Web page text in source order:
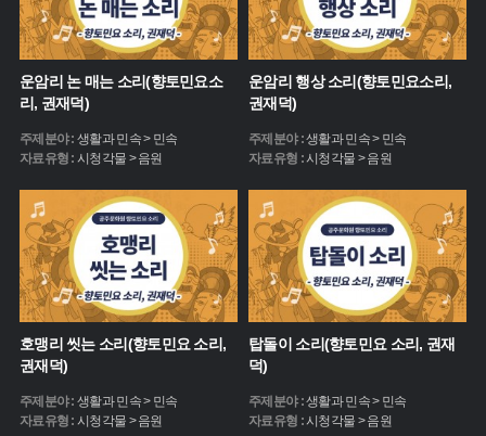
운암리 논 매는 소리(향토민요소
리, 권재덕)
주제분야 : 생활과 민속 > 민속
자료유형 : 시청각물 > 음원
운암리 행상 소리(향토민요소리,
권재덕)
주제분야 :생활과 민속 > 민속
자료유형 :시청각물 > 음원
호맹리 씻는 소리(향토민요 소리,
권재덕)
주제분야 : 생활과 민속 > 민속
자료유형 : 시청각물 > 음원
탑돌이 소리(향토민요 소리, 권재
덕)
주제분야 :생활과 민속 > 민속
자료유형 :시청각물 > 음원